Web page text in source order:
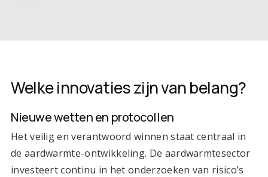
Welke innovaties zijn van belang?
Nieuwe wetten en protocollen
Het veilig en verantwoord winnen staat centraal in
de aardwarmte-ontwikkeling. De aardwarmtesector
investeert continu in het onderzoeken van risico’s